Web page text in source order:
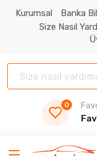
Kurumsal Banka
Size Nasıl
0